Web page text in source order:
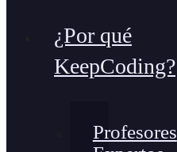
¿Por qué
KeepCoding?
Profesores